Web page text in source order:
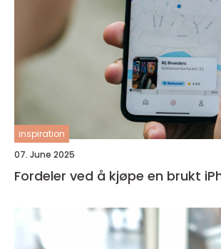
inspiration
07. June 2025
Fordeler ved å kjøpe en brukt